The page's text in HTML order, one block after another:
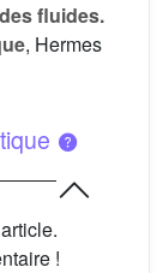
fluides.
, Hermes
!